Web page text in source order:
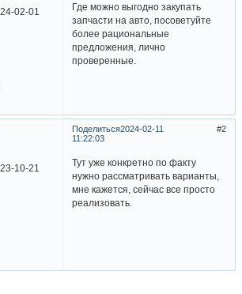
02-01
Где можно выгодно закупать
запчасти на авто, посоветуйте
более рациональные
предложения, лично
проверенные.
Поделиться 2
2024-02-11
11:22:03
10-21
Тут уже конкретно по факту
нужно рассматривать варианты,
мне кажется, сейчас все просто
реализовать.